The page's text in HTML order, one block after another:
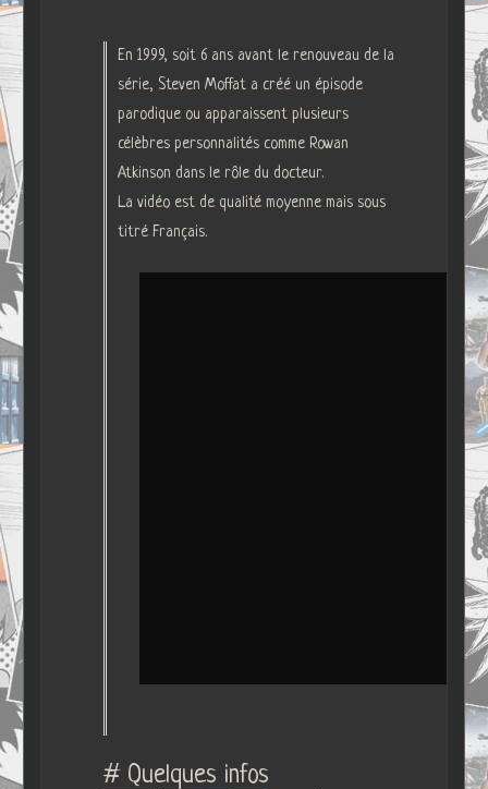
En 1999, soit 6 ans avant le renouveau de la
série, Steven Moffat a créé un épisode
parodique ou apparaissent plusieurs
célèbres personnalités comme Rowan
Atkinson dans le rôle du docteur.
La vidéo est de qualité moyenne mais sous
titré Français.
# Quelques infos